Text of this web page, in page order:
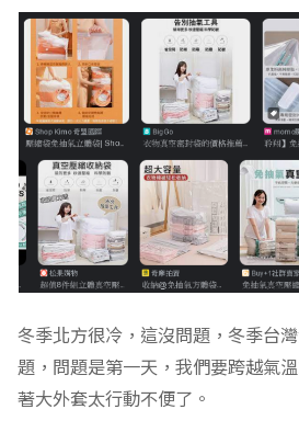
冬季北方很冷，這沒問題，冬季台
題，問題是第一天，我們要跨越氣
著大外套太行動不便了。